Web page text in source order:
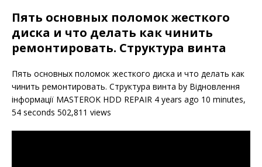
Пять основных поломок жесткого
диска и что делать как чинить
ремонтировать. Структура винта
Пять основных поломок жесткого диска и что делать как
чинить ремонтировать. Структура винта by Відновлення
інформації MASTEROK HDD REPAIR 4 years ago 10 minutes,
54 seconds 502,811 views